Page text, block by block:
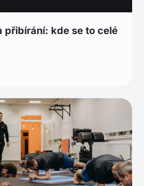
přibírání: kde se to celé